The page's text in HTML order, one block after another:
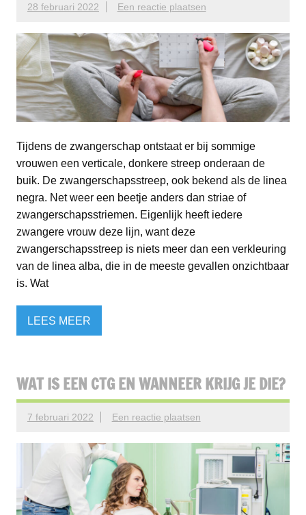
28 februari 2022 Een reactie plaatsen
Tijdens de zwangerschap ontstaat er bij sommige
vrouwen een verticale, donkere streep onderaan de
buik. De zwangerschapsstreep, ook bekend als de linea
negra. Net weer een beetje anders dan striae of
zwangerschapsstriemen. Eigenlijk heeft iedere
zwangere vrouw deze lijn, want deze
zwangerschapsstreep is niets meer dan een verkleuring
van de linea alba, die in de meeste gevallen onzichtbaar
is. Wat
LEES MEER
WAT IS EEN CTG EN WANNEER KRIJG JE DIE?
7 februari 2022 Een reactie plaatsen